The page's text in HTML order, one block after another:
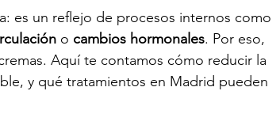
es un reflejo de procesos internos como
o cambios hormonales. Por eso,
Aquí te contamos cómo reducir la
y qué tratamientos en Madrid pueden